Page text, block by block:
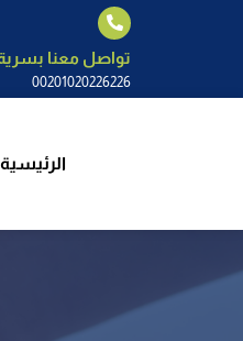
تواصل معنا
00201020226226
الرئيسية